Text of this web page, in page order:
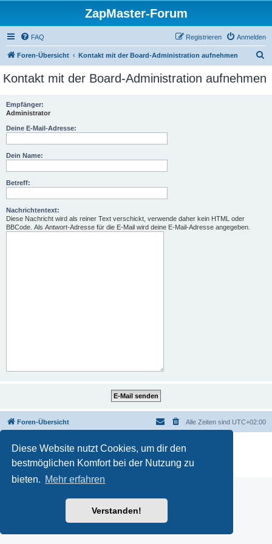
Diese Website nutzt Cookies, um dir den
bestmöglichen Komfort bei der Nutzung zu
bieten. Mehr erfahren
Verstanden!
ZapMaster-Forum
FAQ Anmelden
Registrieren
Foren-Übersicht Kontakt mit der Board-Administration aufnehmen
c
Kontakt mit der Board-Administration aufnehmen
Empfänger:
Administrator
Deine E-Mail-Adresse:
Dein Name:
Betreff:
Nachrichtentext:
Diese Nachricht wird als reiner Text verschickt, verwende daher kein HTML oder
BBCode. Als Antwort-Adresse für die E-Mail wird deine E-Mail-Adresse angegeben.
Foren-Übersicht Alle Zeiten sind UTC+02:00
Powered by phpBB
® Forum Software © phpBB Limited
Deutsche Übersetzung durch
Datenschutz|Nutzungsbedingungen